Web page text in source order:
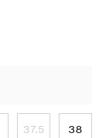
37.5 38